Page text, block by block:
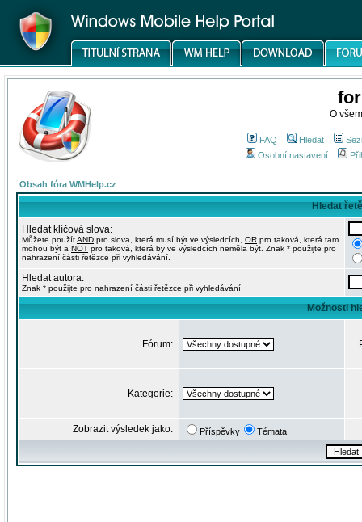
O
FAQ Hledat
Osobní nastavení
Obsah fóra WMHelp.cz
Hledat
Hledat klíčová slova:
Můžete použítAND pro slova, která musí být ve výsledcích, OR pro taková, která tam
mohou být a NOT pro taková, která by ve výsledcích neměla být. Znak * použijte pro
nahrazení části řetězce při vyhledávání.
Hledat autora:
Znak * použijte pro nahrazení části řetězce při vyhledávání
Možnosti
Fórum:
Kategorie:
Zobrazit výsledek jako: Příspěvky Témata